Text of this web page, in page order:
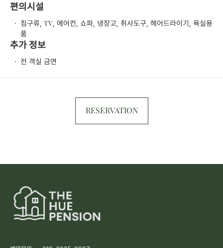
편의시설
·
침구류, TV, 에어컨, 쇼파, 냉장고, 취사도구, 헤어드라이기, 욕실용
품
추가 정보
· 전 객실 금연
RESERVATION